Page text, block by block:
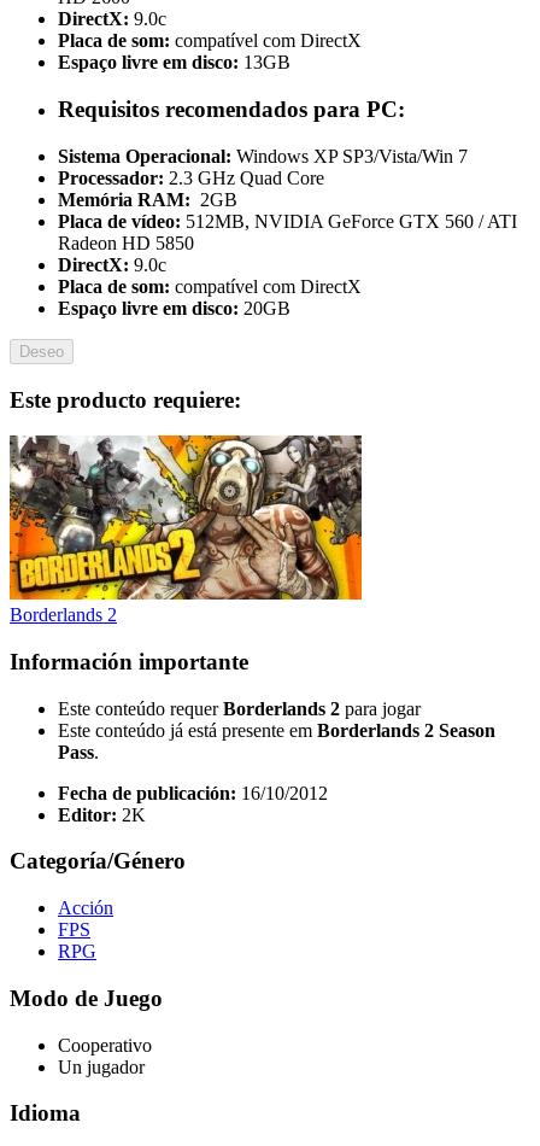
DirectX: 9.0c
Placa de som: compatível com DirectX
Espaço livre em disco: 13GB
Requisitos recomendados para PC:
Sistema Operacional: Windows XP SP3/Vista/Win 7
Processador: 2.3 GHz Quad Core
Memória RAM: 2GB
Placa de vídeo: 512MB, NVIDIA GeForce GTX 560 / ATI
Radeon HD 5850
DirectX: 9.0c
Placa de som: compatível com DirectX
Espaço livre em disco: 20GB
Deseo
Este producto requiere:
Borderlands 2
Información importante
Este conteúdo requerBorderlands 2 para jogar
Este conteúdo já está presente em Borderlands 2 Season
Pass.
Fecha de publicación: 16/10/2012
Editor: 2K
Categoría/Género
Acción
FPS
RPG
Modo de Juego
Cooperativo
Un jugador
Idioma